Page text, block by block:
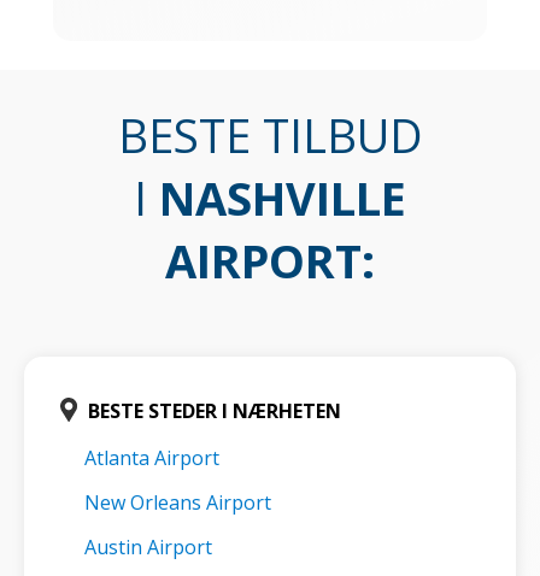
BESTE TILBUD
I NASHVILLE
AIRPORT:
BESTE STEDER I NÆRHETEN
Atlanta Airport
New Orleans Airport
Austin Airport